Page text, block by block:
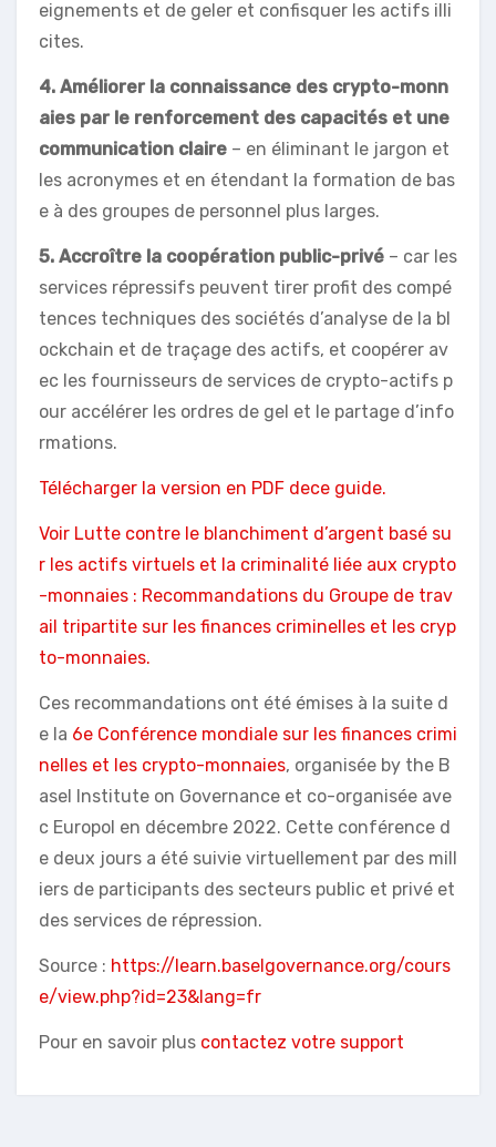
eignements et de geler et confisquer les actifs illi
cites.
4. Améliorer la connaissance des crypto-monn
aies par le renforcement des capacités et une
communication claire – en éliminant le jargon et
les acronymes et en étendant la formation de bas
e à des groupes de personnel plus larges.
5. Accroître la coopération public-privé – car les
services répressifs peuvent tirer profit des compé
tences techniques des sociétés d’analyse de la bl
ockchain et de traçage des actifs, et coopérer av
ec les fournisseurs de services de crypto-actifs p
our accélérer les ordres de gel et le partage d’info
rmations.
Télécharger la version en PDF dece guide.
Voir Lutte contre le blanchiment d’argent basé su
r les actifs virtuels et la criminalité liée aux crypto
-monnaies : Recommandations du Groupe de trav
ail tripartite sur les finances criminelles et les cryp
to-monnaies.
Ces recommandations ont été émises à la suite d
e la 6e Conférence mondiale sur les finances crimi
nelles et les crypto-monnaies, organisée by the B
asel Institute on Governance et co-organisée ave
c Europol en décembre 2022. Cette conférence d
e deux jours a été suivie virtuellement par des mill
iers de participants des secteurs public et privé et
des services de répression.
Source : https://learn.baselgovernance.org/cours
e/view.php?id=23&lang=fr
Pour en savoir plus contactez votre support